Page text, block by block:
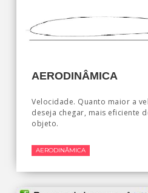
AERODINÂMICA
Velocidade. Quanto maior a
deseja chegar, mais eficiente
objeto.
AERODINÂMICA